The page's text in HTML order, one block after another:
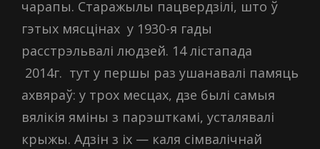
чарапы. Старажылы пацвердзілі, што ў
гэтых мясцінах у 1930-я гады
расстрэльвалі людзей. 14 лістапада
2014г. тут у першы раз ушанавалі памяць
ахвяраў: у трох месцах, дзе былі самыя
вялікія яміны з парэшткамі, усталявалі
крыжы. Адзін з іх — каля сімвалічнай